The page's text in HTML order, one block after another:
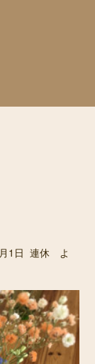
1日 連休 よ